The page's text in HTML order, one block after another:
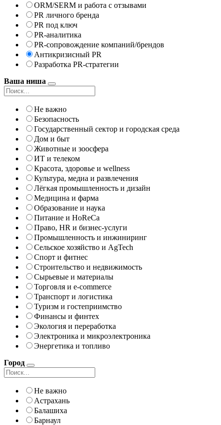
ORM/SERM и работа с отзывами
PR личного бренда
PR под ключ
PR-аналитика
PR-сопровождение компаний/брендов
Антикризисный PR
Разработка PR-стратегии
Ваша ниша
Не важно
Безопасность
Государственный сектор и городская среда
Дом и быт
Животные и зоосфера
ИТ и телеком
Красота, здоровье и wellness
Культура, медиа и развлечения
Лёгкая промышленность и дизайн
Медицина и фарма
Образование и наука
Питание и HoReCa
Право, HR и бизнес-услуги
Промышленность и инжиниринг
Сельское хозяйство и AgTech
Спорт и фитнес
Строительство и недвижимость
Сырьевые и материалы
Торговля и e-commerce
Транспорт и логистика
Туризм и гостеприимство
Финансы и финтех
Экология и переработка
Электроника и микроэлектроника
Энергетика и топливо
Город
Не важно
Астрахань
Балашиха
Барнаул